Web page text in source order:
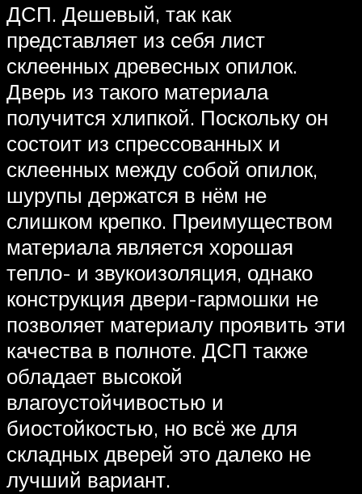
ДСП. Дешевый, так как
представляет из себя лист
склеенных древесных опилок.
Дверь из такого материала
получится хлипкой. Поскольку он
состоит из спрессованных и
склеенных между собой опилок,
шурупы держатся в нём не
слишком крепко. Преимуществом
материала является хорошая
тепло- и звукоизоляция, однако
конструкция двери-гармошки не
позволяет материалу проявить эти
качества в полноте. ДСП также
обладает высокой
влагоустойчивостью и
биостойкостью, но всё же для
складных дверей это далеко не
лучший вариант.